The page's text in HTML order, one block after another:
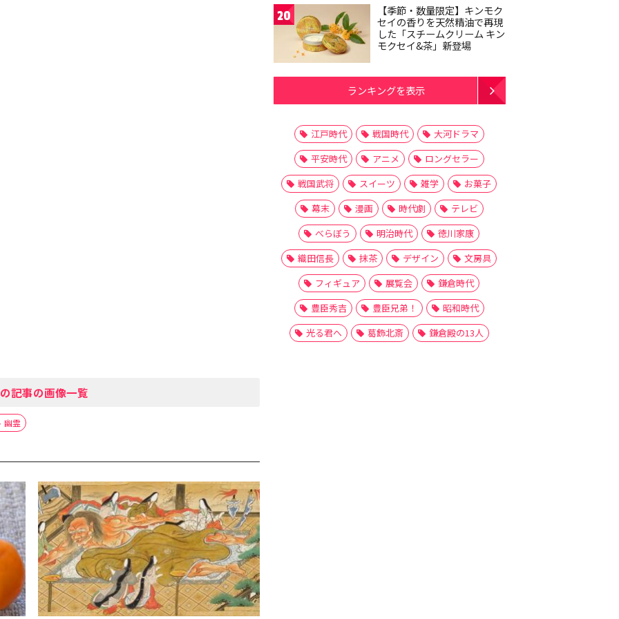
記事の画像一覧
幽霊
20
【季節・数量限定】キンモク
セイの香りを天然精油で再現
した「スチームクリーム キン
モクセイ&茶」新登場
ランキングを表示
江戸時代 戦国時代
大河ドラマ
平安時代
アニメ
ロングセラー
戦国武将
スイーツ 雑学
お菓子
幕末
漫画 時代劇
テレビ
べらぼう
明治時代
徳川家康
織田信長
抹茶 デザイン
文房具
フィギュア
展覧会
鎌倉時代
豊臣秀吉
豊臣兄弟！
昭和時代
光る君へ
葛飾北斎 鎌倉殿の13人